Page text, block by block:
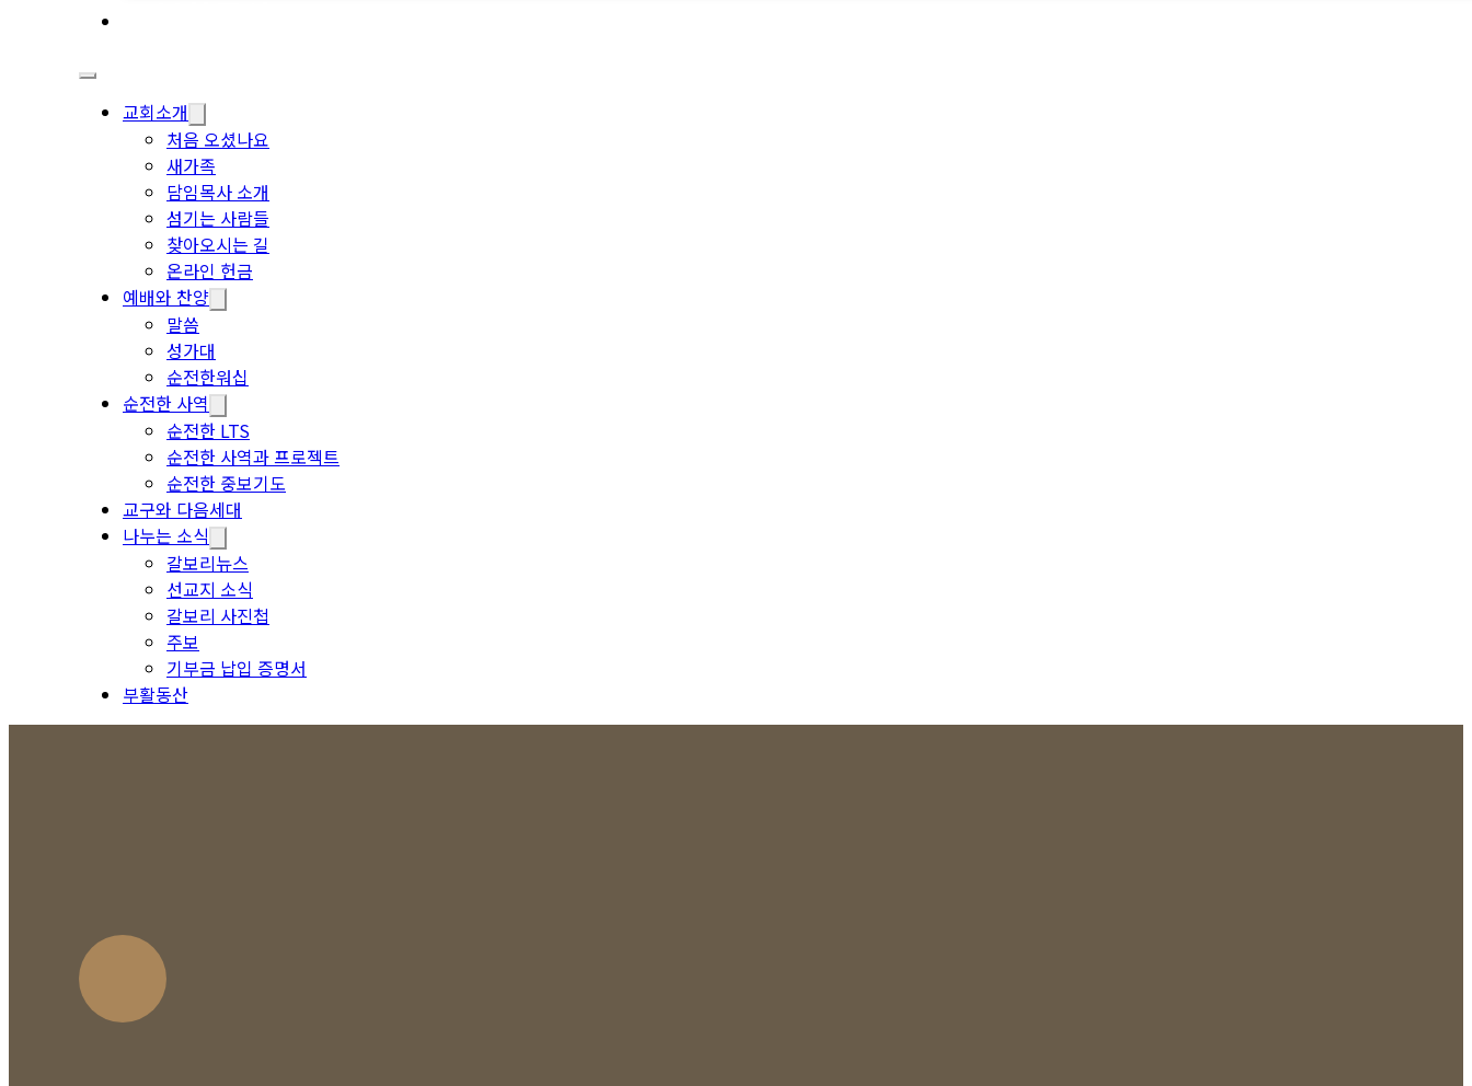
교회소개
처음 오셨나요
새가족
담임목사 소개
섬기는 사람들
찾아오시는 길
온라인 헌금
예배와 찬양
말씀
성가대
순전한워십
순전한 사역
순전한 LTS
순전한 사역과 프로젝트
순전한 중보기도
교구와 다음세대
나누는 소식
갈보리뉴스
선교지 소식
갈보리 사진첩
주보
기부금 납입 증명서
부활동산